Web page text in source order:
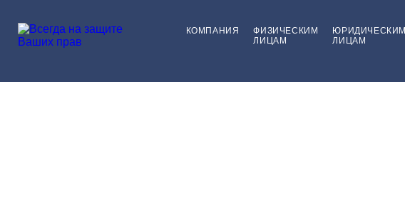
КОМПАНИЯ
ФИЗИЧЕСКИМ
ЛИЦАМ
ЮРИДИЧЕСКИМ
ЛИЦАМ